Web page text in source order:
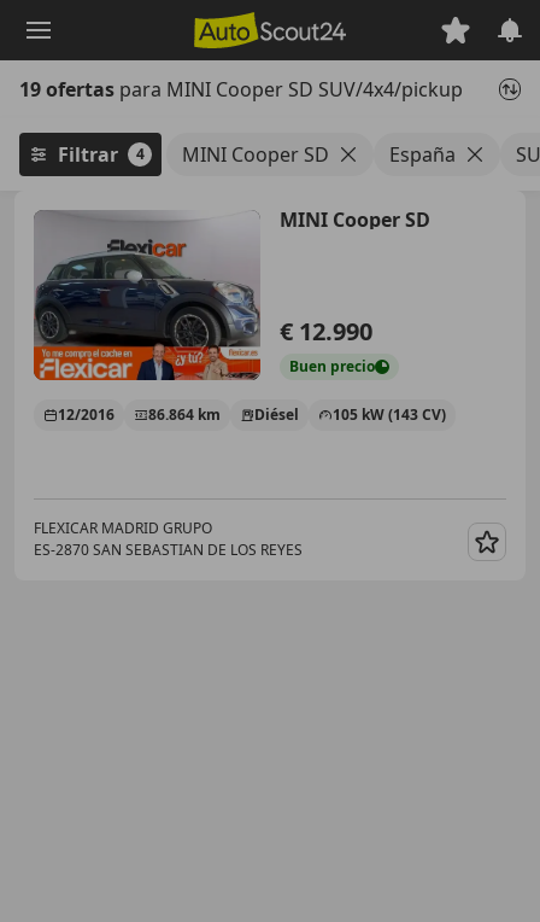
principal
19 ofertas para MINI Cooper SD SUV/4x4/pickup
Filtrar 4 MINI Cooper SD España
MINI Cooper SD
€ 12.990
Buen precio
12/2016 86.864 km Diésel 105 kW (143 CV)
FLEXICAR MADRID GRUPO
ES-2870 SAN SEBASTIAN DE LOS REYES